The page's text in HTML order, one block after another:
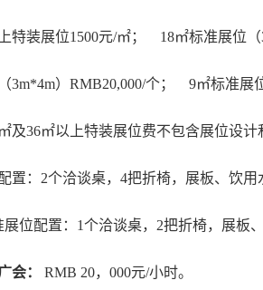
特装展位1500元/㎡； 18㎡标准展位（
3m*4m）RMB20,000/个； 9㎡标准展
及36㎡以上特装展位费不包含展位设计
置：2个洽谈桌，4把折椅，展板、饮
展位配置：1个洽谈桌，2把折椅，展板
会： RMB 20，000元/小时。